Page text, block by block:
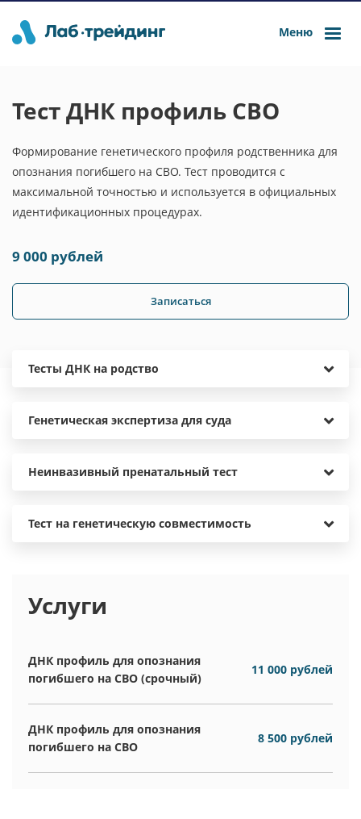
Меню
Тест ДНК профиль СВО
Формирование генетического профиля родственника для
опознания погибшего на СВО. Тест проводится с
максимальной точностью и используется в официальных
идентификационных процедурах.
9 000 рублей
Записаться
Тесты ДНК на родство
Генетическая экспертиза для суда
Неинвазивный пренатальный тест
Тест на генетическую совместимость
Услуги
ДНК профиль для опознания
погибшего на СВО (срочный)
11 000 рублей
ДНК профиль для опознания
погибшего на СВО
8 500 рублей